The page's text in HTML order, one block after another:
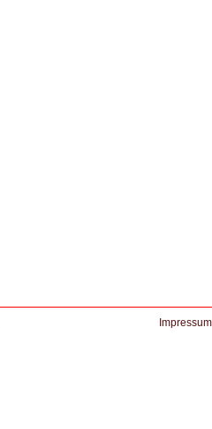
Impressum